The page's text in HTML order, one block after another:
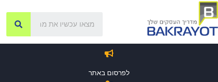
לפרסום באתר